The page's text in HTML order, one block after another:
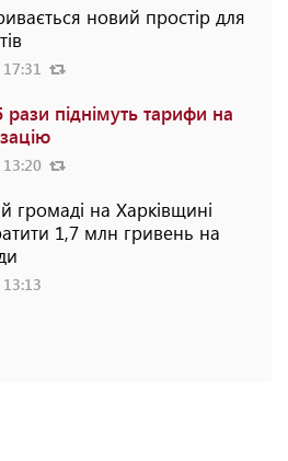
новий простір для
рази піднімуть тарифи на
громаді на Харківщині
1,7 млн гривень на